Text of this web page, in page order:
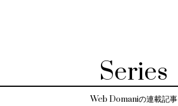
Series
Web Domaniの連載記事